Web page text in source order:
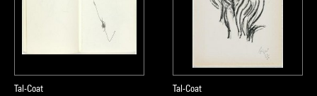
Tal-Coat
Tal-Coat